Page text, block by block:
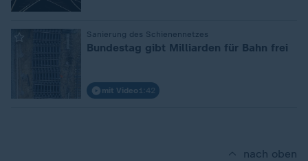
Sanierung des Schienennetzes
Bundestag gibt Milliarden für Bahn frei
mit Video 1:42
nach oben